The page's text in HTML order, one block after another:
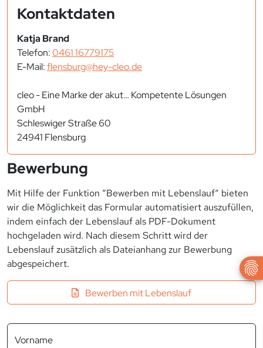
Kontaktdaten
Katja Brand
Telefon:0461 16779175
E-Mail:flensburg@hey-cleo.de
cleo - Eine Marke der akut… Kompetente Lösungen
GmbH
Schleswiger Straße 60
24941 Flensburg
Bewerbung
Mit Hilfe der Funktion “Bewerben mit Lebenslauf“ bieten
wir die Möglichkeit das Formular automatisiert auszufüllen,
indem einfach der Lebenslauf als PDF-Dokument
hochgeladen wird. Nach diesem Schritt wird der
Lebenslauf zusätzlich als Dateianhang zur Bewerbung
abgespeichert.
Bewerben mit Lebenslauf
Vorname